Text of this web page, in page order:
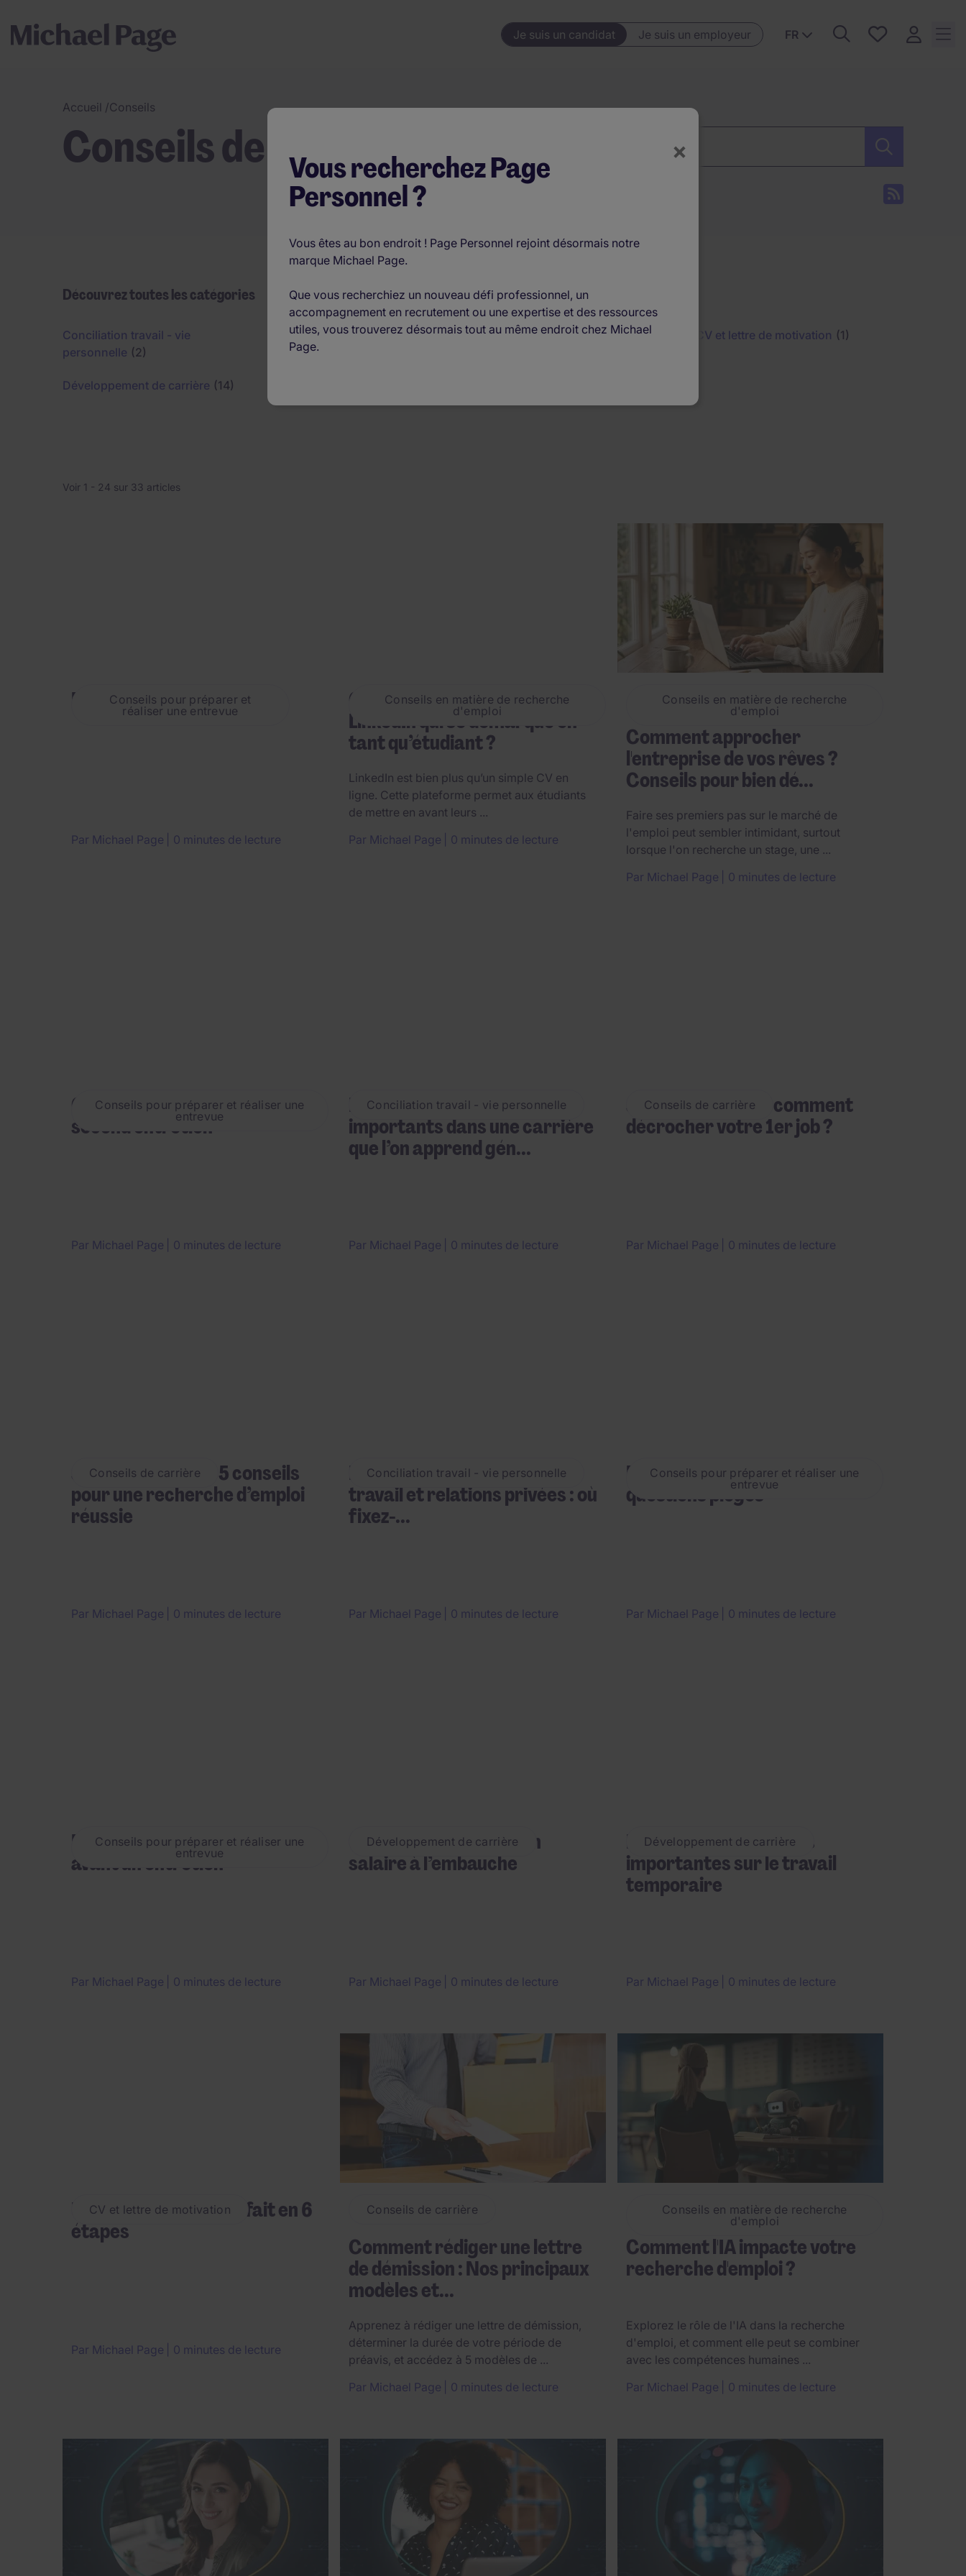
Je suis un candidat Je suis un employeur FR
Favoris, 0
×
Vous recherchez Page
Personnel ?
Vous êtes au bon endroit ! Page Personnel rejoint désormais notre
marque Michael Page.
Que vous recherchiez un nouveau défi professionnel, un
accompagnement en recrutement ou une expertise et des ressources
utiles, vous trouverez désormais tout au même endroit chez Michael
Page.
Accueil /Conseils
Conseils de carrière
Découvrez toutes les catégories
Conciliation travail - vie
personnelle (2)
Conseils en matière de recherche
d'emploi
Conseils pour préparer et réaliser
CV et lettre de motivation (1)
Développement de carrière (14)
Voir 1 - 24 sur 33 articles
Conseils pour préparer et
réaliser une entrevue
Le test d'aptitude
Par Michael Page 0 minutes de lecture
Conseils en matière de recherche
d'emploi
Comment créer un profil
LinkedIn qui se démarque en
tant qu’étudiant ?
LinkedIn est bien plus qu’un simple CV en
ligne. Cette plateforme permet aux étudiants
de mettre en avant leurs ...
Par Michael Page 0 minutes de lecture
Conseils en matière de recherche
d'emploi
Comment approcher
l'entreprise de vos rêves ?
Conseils pour bien dé...
Faire ses premiers pas sur le marché de
l'emploi peut sembler intimidant, surtout
lorsque l'on recherche un stage, une ...
Par Michael Page 0 minutes de lecture
Conseils pour préparer et réaliser une
entrevue
Comment se préparer à un
second entretien
Par Michael Page 0 minutes de lecture
Conciliation travail - vie personnelle
Dix enseignements
importants dans une carrière
que l’on apprend gén...
Par Michael Page 0 minutes de lecture
Conseils de carrière
Jeunes diplômés : comment
décrocher votre 1er job ?
Par Michael Page 0 minutes de lecture
Conseils de carrière
Jeunes diplômés : 5 conseils
pour une recherche d’emploi
réussie
Par Michael Page 0 minutes de lecture
Conciliation travail - vie personnelle
Mélange entre relations de
travail et relations privées : où
fixez-...
Par Michael Page 0 minutes de lecture
Conseils pour préparer et réaliser une
entrevue
Entretien d’embauche : 10
questions pièges
Par Michael Page 0 minutes de lecture
Conseils pour préparer et réaliser une
entrevue
Les neuf questions à poser
avant un entretien
Par Michael Page 0 minutes de lecture
Développement de carrière
Comment négocier son
salaire à l’embauche
Par Michael Page 0 minutes de lecture
Développement de carrière
Les 6 questions les plus
importantes sur le travail
temporaire
Par Michael Page 0 minutes de lecture
CV et lettre de motivation
Un profil LinkedIn parfait en 6
étapes
Par Michael Page 0 minutes de lecture
Conseils de carrière
Comment rédiger une lettre
de démission : Nos principaux
modèles et...
Apprenez à rédiger une lettre de démission,
déterminer la durée de votre période de
préavis, et accédez à 5 modèles de ...
Par Michael Page 0 minutes de lecture
Conseils en matière de recherche
d'emploi
Comment l'IA impacte votre
recherche d'emploi ?
Explorez le rôle de l'IA dans la recherche
d'emploi, et comment elle peut se combiner
avec les compétences humaines ...
Par Michael Page 0 minutes de lecture